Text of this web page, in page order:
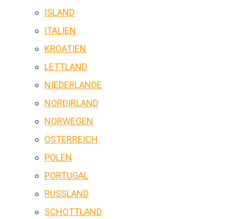
ISLAND
ITALIEN
KROATIEN
LETTLAND
NIEDERLANDE
NORDIRLAND
NORWEGEN
ÖSTERREICH
POLEN
PORTUGAL
RUSSLAND
SCHOTTLAND